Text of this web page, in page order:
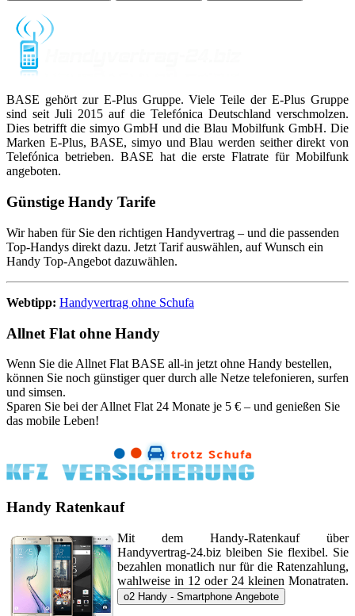
BASE gehört zur E-Plus Gruppe. Viele Teile der E-Plus Gruppe
sind seit Juli 2015 auf die Telefónica Deutschland verschmolzen.
Dies betrifft die simyo GmbH und die Blau Mobilfunk GmbH. Die
Marken E-Plus, BASE, simyo und Blau werden seither direkt von
Telefónica betrieben. BASE hat die erste Flatrate für Mobilfunk
angeboten.
Günstige Handy Tarife
Wir haben für Sie den richtigen Handyvertrag – und die passenden
Top-Handys direkt dazu. Jetzt Tarif auswählen, auf Wunsch ein
Handy Top-Angebot dazuwählen.
Webtipp: Handyvertrag ohne Schufa
Allnet Flat ohne Handy
Wenn Sie die Allnet Flat BASE all-in jetzt ohne Handy bestellen,
können Sie noch günstiger quer durch alle Netze telefonieren, surfen
und simsen.
Sparen Sie bei der Allnet Flat 24 Monate je 5 € – und genießen Sie
das mobile Leben!
Handy Ratenkauf
Mit dem Handy-Ratenkauf über
Handyvertrag-24.biz bleiben Sie flexibel. Sie
bezahlen monatlich nur für die Ratenzahlung,
wahlweise in 12 oder 24 kleinen Monatraten.
o2 Handy - Smartphone Angebote